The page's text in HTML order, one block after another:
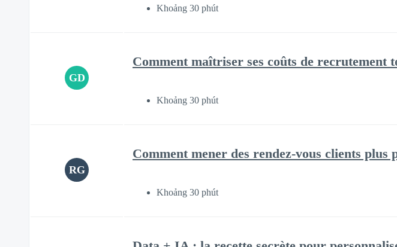
Khoảng 30 phút
GD
Comment maîtriser ses coûts de recrutement
Khoảng 30 phút
RG
Comment mener des rendez-vous clients plus
Khoảng 30 phút